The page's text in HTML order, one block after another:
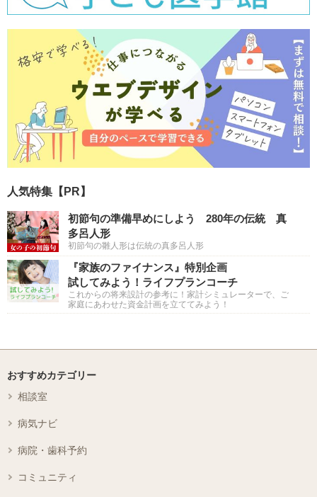
人気特集【PR】
初節句の準備早めにしよう 280年の伝統 真
多呂人形
初節句の雛人形は伝統の真多呂人形
『家族のファイナンス』特別企画
試してみよう！ライフプランコーチ
これからの将来設計の参考に！家計シミュレーターで、ご
家庭にあわせた資金計画を立ててみよう！
おすすめカテゴリー
相談室
病気ナビ
病院・歯科予約
コミュニティ